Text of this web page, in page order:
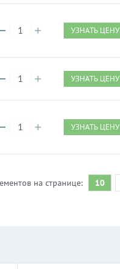
УЗНАТЬ ЦЕНУ
УЗНАТЬ ЦЕНУ
УЗНАТЬ ЦЕНУ
на странице: 10